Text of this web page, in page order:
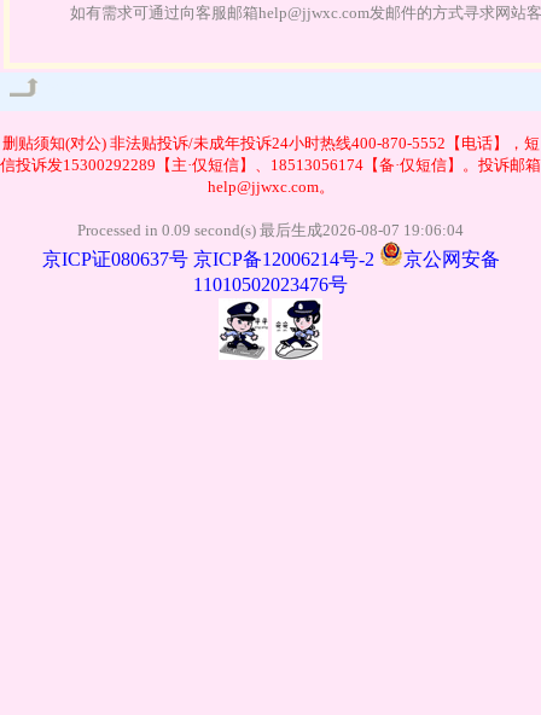
如有需求可通过向客服邮箱help@jjwxc.com发邮件的方式寻求网站
删贴须知(对公)非法贴投诉/未成年投诉24小时热线400-870-5552【电话】，短
信投诉发15300292289【主·仅短信】、18513056174【备·仅短信】。投诉邮箱
help@jjwxc.com。
Processed in 0.09 second(s) 最后生成2026-08-07 19:06:04
京ICP证080637号 京ICP备12006214号-2
京公网安备
11010502023476号